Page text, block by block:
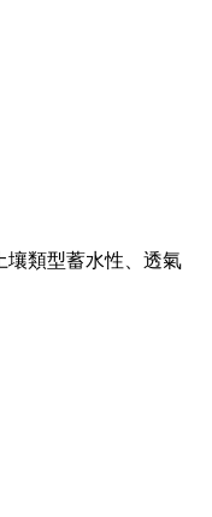
壤類型蓄水性、透氣